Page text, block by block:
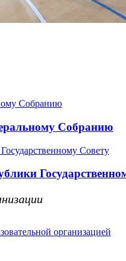
Собранию
организацией